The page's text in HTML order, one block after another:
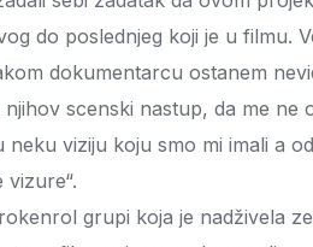
do poslednjeg koji je u filmu.
dokumentarcu ostanem
scenski nastup, da me ne
viziju koju smo mi imali a
vizure“.
grupi koja je nadživela